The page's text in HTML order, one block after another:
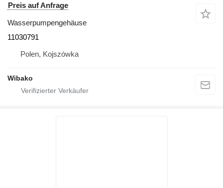
Preis auf Anfrage
Wasserpumpengehäuse
11030791
Polen, Kojszówka
Wibako